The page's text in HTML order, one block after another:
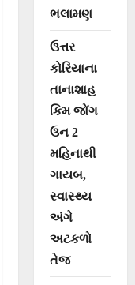
ભલામણ
ઉત્તર
કોરિયાના
તાનાશાહ
કિમ જોંગ
ઉન 2
મહિનાથી
ગાયબ,
સ્વાસ્થ્ય
અંગે
અટકળો
તેજ